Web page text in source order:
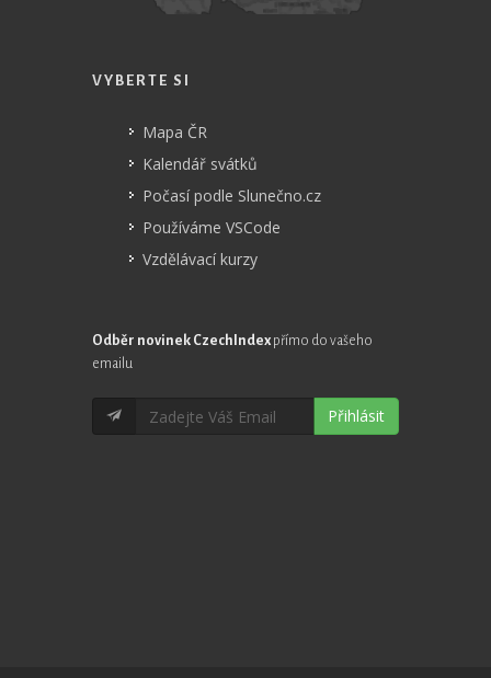
VYBERTE SI
Mapa ČR
Kalendář svátků
Počasí podle Slunečno.cz
Používáme VSCode
Vzdělávací kurzy
Odběr novinek CzechIndex přímo do vašeho
emailu
Přihlásit